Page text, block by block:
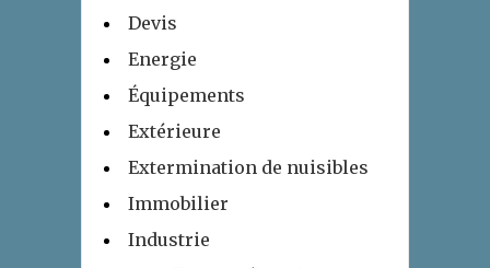
Devis
Energie
Équipements
Extérieure
Extermination de nuisibles
Immobilier
Industrie